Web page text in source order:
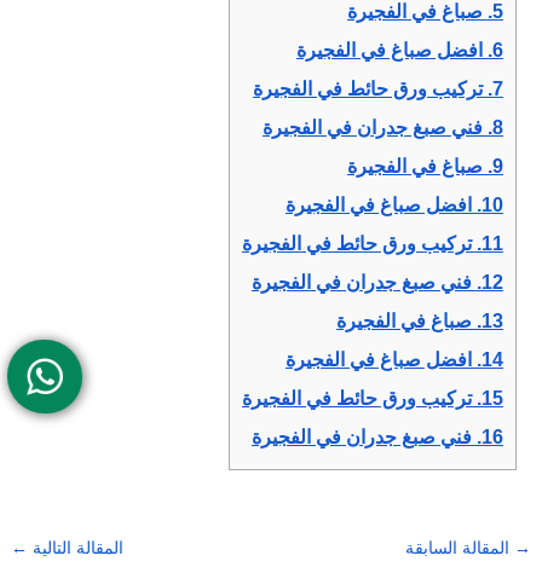
5. صباغ في الفجيرة
6.
افضل صباغ في الفجيرة
7. تركيب ورق حائط في الفجيرة
8. فني صبغ جدران في الفجيرة
9. صباغ في الفجيرة
10.
افضل صباغ في الفجيرة
11. تركيب ورق حائط في الفجيرة
12. فني صبغ جدران في الفجيرة
13. صباغ في الفجيرة
14.
افضل صباغ في الفجيرة
15. تركيب ورق حائط في الفجيرة
16. فني صبغ جدران في الفجيرة
→ المقالة السابقة المقالة التالية ←